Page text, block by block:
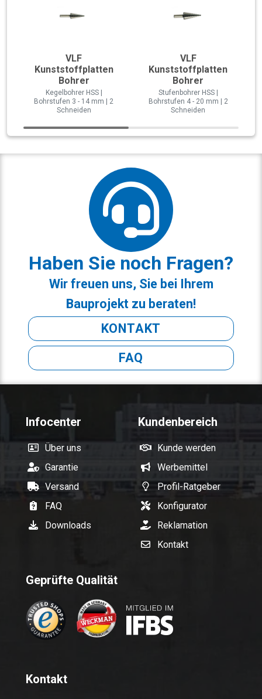
VLF
Kunststoffplatten
Bohrer
Kegelbohrer HSS |
Bohrstufen 3 - 14 mm | 2
Schneiden
VLF
Kunststoffplatten
Bohrer
Stufenbohrer HSS |
Bohrstufen 4 - 20 mm | 2
Schneiden
Haben Sie noch Fragen?
Wir freuen uns, Sie bei Ihrem
Bauprojekt zu beraten!
KONTAKT
FAQ
Infocenter
Über uns
Garantie
Versand
FAQ
Downloads
Kundenbereich
Kunde werden
Werbemittel
Profil-Ratgeber
Konfigurator
Reklamation
Kontakt
Geprüfte Qualität
Kontakt